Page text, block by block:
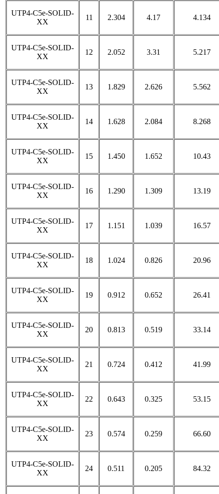
UTP4-C5e-SOLID-
XX
11 2.304 4.17 4.134
UTP4-C5e-SOLID-
XX
12 2.052 3.31 5.217
UTP4-C5e-SOLID-
XX
13 1.829 2.626 5.562
UTP4-C5e-SOLID-
XX
14 1.628 2.084 8.268
UTP4-C5e-SOLID-
XX
15 1.450 1.652 10.43
UTP4-C5e-SOLID-
XX
16 1.290 1.309 13.19
UTP4-C5e-SOLID-
XX
17 1.151 1.039 16.57
UTP4-C5e-SOLID-
XX
18 1.024 0.826 20.96
UTP4-C5e-SOLID-
XX
19 0.912 0.652 26.41
UTP4-C5e-SOLID-
XX
20 0.813 0.519 33.14
UTP4-C5e-SOLID-
XX
21 0.724 0.412 41.99
UTP4-C5e-SOLID-
XX
22 0.643 0.325 53.15
UTP4-C5e-SOLID-
XX
23 0.574 0.259 66.60
UTP4-C5e-SOLID-
XX
24 0.511 0.205 84.32